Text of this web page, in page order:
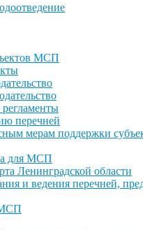
МСП
перечней
мерам поддержки
для МСП
Ленинградской области
и ведения перечней,